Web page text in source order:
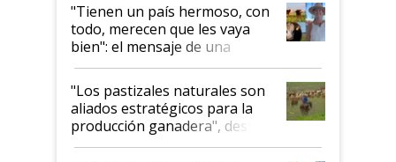
"Tienen un país hermoso, con
todo, merecen que les vaya
bien": el mensaje de una
ganadera uruguaya sobre las
oportunidades que se abren
para el agro en Argentina, con
foco en la carne
"Los pastizales naturales son
aliados estratégicos para la
producción ganadera", destaca
la iniciativa que ya reúne a 46